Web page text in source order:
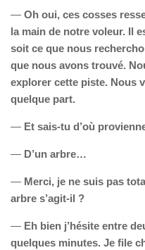
— Oh oui, ces cosses
la main de notre voleur. Il
soit ce que nous
que nous avons trouvé.
explorer cette piste. Nous
quelque part.
— Et sais-tu d’où
— D’un arbre…
— Merci, je ne suis pas
arbre s’agit-il ?
— Eh bien j’hésite entre
quelques minutes. Je file